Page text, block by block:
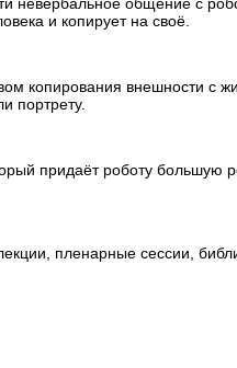
и копирует на своё.
копирования внешности с
портрету.
придаёт роботу большую
пленарные сессии,